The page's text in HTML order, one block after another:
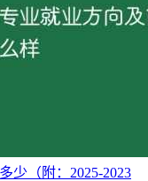
员、公证员
少（附：2025-2023